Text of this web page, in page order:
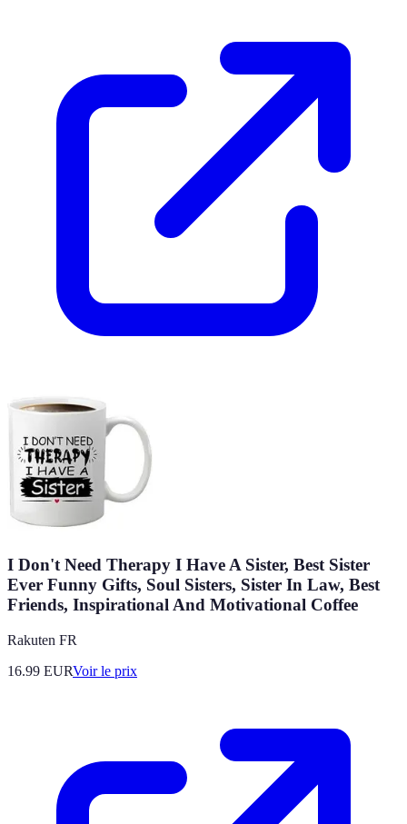
I Don't Need Therapy I Have A Sister, Best Sister
Ever Funny Gifts, Soul Sisters, Sister In Law, Best
Friends, Inspirational And Motivational Coffee
Rakuten FR
16.99 EURVoir le prix